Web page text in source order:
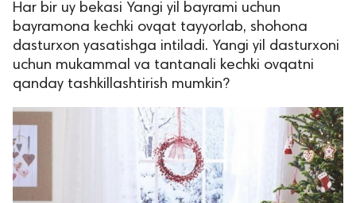
защищены.
Har bir uy bekasi Yangi yil bayrami uchun
bayramona kechki ovqat tayyorlab, shohona
dasturxon yasatishga intiladi. Yangi yil dasturxoni
uchun mukammal va tantanali kechki ovqatni
qanday tashkillashtirish mumkin?